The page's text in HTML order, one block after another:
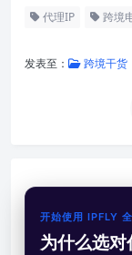
代理IP 跨境
发表至： 跨境干货
开始使用 IPFLY
为什么选对